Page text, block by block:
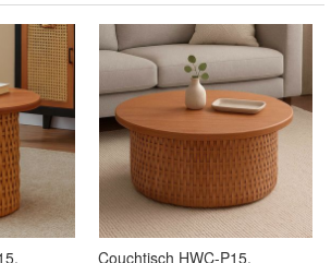
Couchtisch HWC-P15,